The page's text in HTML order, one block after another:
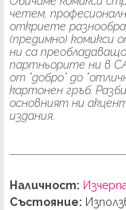
четем,
откриете
(предимно) комикси
ни са
партньорите ни в
от "добро" до
картонен гръб.
основният ни
издания.
Наличност:
Състояние: